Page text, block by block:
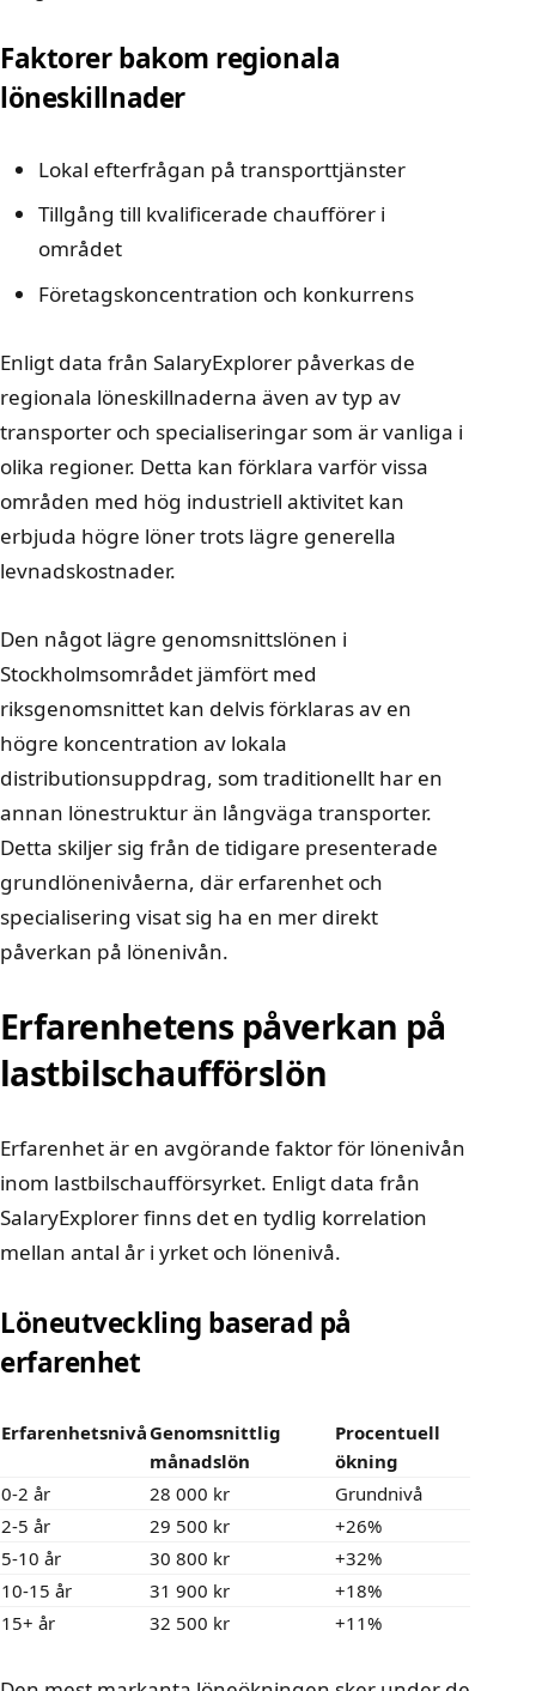
Faktorer bakom regionala
löneskillnader
Lokal efterfrågan på transporttjänster
Tillgång till kvalificerade chaufförer i
området
Företagskoncentration och konkurrens
Enligt data från SalaryExplorer påverkas de
regionala löneskillnaderna även av typ av
transporter och specialiseringar som är vanliga i
olika regioner. Detta kan förklara varför vissa
områden med hög industriell aktivitet kan
erbjuda högre löner trots lägre generella
levnadskostnader.
Den något lägre genomsnittslönen i
Stockholmsområdet jämfört med
riksgenomsnittet kan delvis förklaras av en
högre koncentration av lokala
distributionsuppdrag, som traditionellt har en
annan lönestruktur än långväga transporter.
Detta skiljer sig från de tidigare presenterade
grundlönenivåerna, där erfarenhet och
specialisering visat sig ha en mer direkt
påverkan på lönenivån.
Erfarenhetens påverkan på
lastbilschaufförslön
Erfarenhet är en avgörande faktor för lönenivån
inom lastbilschaufförsyrket. Enligt data från
SalaryExplorerfinns det en tydlig korrelation
mellan antal år i yrket och lönenivå.
Löneutveckling baserad på
erfarenhet
Erfarenhetsnivå Genomsnittlig
månadslön
Procentuell
ökning
0-2 år
28 000 kr
Grundnivå
2-5 år
29 500 kr
+26%
5-10 år
30 800 kr
+32%
10-15 år
31 900 kr
+18%
15+ år
32 500 kr +11%